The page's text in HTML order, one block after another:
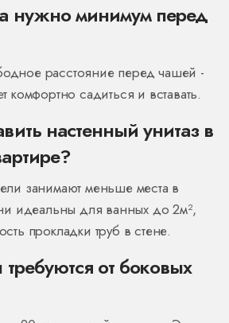
нужно минимум перед
расстояние перед чашей -
комфортно садиться и вставать.
настенный унитаз в
занимают меньше места в
идеальны для ванных до 2м²,
прокладки труб в стене.
от боковых